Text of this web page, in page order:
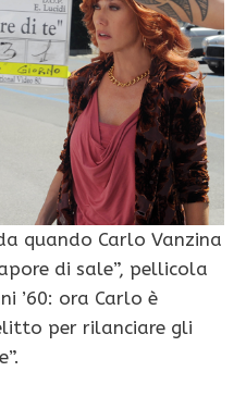
quando Carlo Vanzina
di sale”, pellicola
’60: ora Carlo è
per rilanciare gli